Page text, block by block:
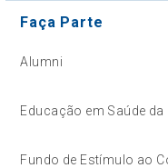
Faça Parte
Alumni
Educação em Saúde
Fundo de Estímulo ao